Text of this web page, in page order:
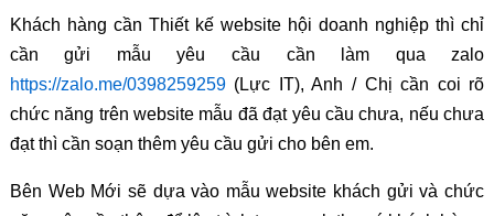
Khách hàng cần Thiết kế website hội doanh nghiệp thì chỉ
cần gửi mẫu yêu cầu cần làm qua zalo
https://zalo.me/0398259259(Lực IT), Anh / Chị cần coi rõ
chức năng trên website mẫu đã đạt yêu cầu chưa, nếu chưa
đạt thì cần soạn thêm yêu cầu gửi cho bên em.
Bên Web Mới sẽ dựa vào mẫu website khách gửi và chức